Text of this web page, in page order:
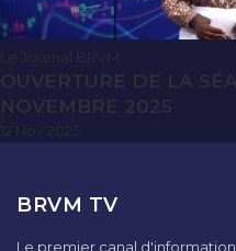
Le Journal BRVM
OUVERTURE DE LA
NOVEMBRE 2025
BRVM TV
Le premier canal